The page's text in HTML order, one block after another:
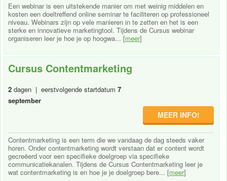
Een webinar is een uitstekende manier om met weinig middelen en
kosten een doeltreffend online seminar te faciliteren op professioneel
niveau. Webinars zijn op vele manieren in te zetten en het is een
sterke en innovatieve marketingtool. Tijdens de Cursus webinar
organiseren leer je hoe je op hoogwa... [meer]
Cursus Contentmarketing
2 dagen | eerstvolgende startdatum 7
september
MEER INFO!
Contentmarketing is een term die we vandaag de dag steeds vaker
horen. Onder contentmarketing wordt verstaan dat er content wordt
gecreëerd voor een specifieke doelgroep via specifieke
communicatiekanalen. Tijdens de Cursus Contentmarketing leer je
wat contentmarketing is en hoe je je doelgroep bere... [meer]